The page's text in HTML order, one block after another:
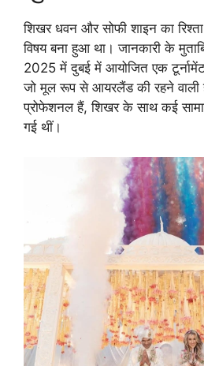
शिखर धवन और सोफी शाइन का
विषय बना हुआ था। जानकारी के
2025 में दुबई में आयोजित एक
जो मूल रूप से आयरलैंड की रहने वाली
प्रोफेशनल हैं, शिखर के साथ कई
गई थीं।